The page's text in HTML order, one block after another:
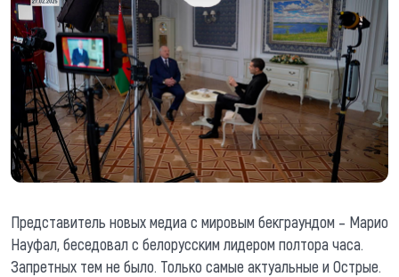
Представитель новых медиа с мировым бекграундом – Марио
Науфал, беседовал с белорусским лидером полтора часа.
Запретных тем не было. Только самые актуальные и Острые.